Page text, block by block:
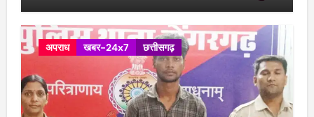
अपराध खबर-24x7 छत्तीसगढ़